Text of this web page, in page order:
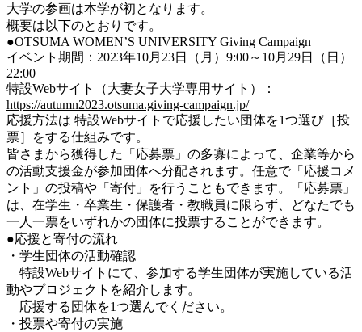
大学の参画は本学が初となります。
概要は以下のとおりです。
●OTSUMA WOMEN’S UNIVERSITY Giving Campaign
イベント期間：2023年10月23日（月）9:00～10月29日（日）
22:00
特設Webサイト（大妻女子大学専用サイト）：
https://autumn2023.otsuma.giving-campaign.jp/
応援方法は 特設Webサイトで応援したい団体を1つ選び［投
票］をする仕組みです。
皆さまから獲得した「応募票」の多寡によって、企業等から
の活動支援金が参加団体へ分配されます。任意で「応援コメ
ント」の投稿や「寄付」を行うこともできます。「応募票」
は、在学生・卒業生・保護者・教職員に限らず、どなたでも
一人一票をいずれかの団体に投票することができます。
●応援と寄付の流れ
・学生団体の活動確認
特設Webサイトにて、参加する学生団体が実施している活
動やプロジェクトを紹介します。
応援する団体を1つ選んでください。
・投票や寄付の実施